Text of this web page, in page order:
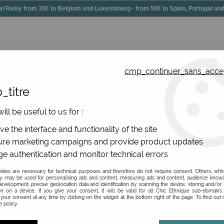
Relay from 35€ to Belgium and Luxembourg - from 50€ to Spain, Portugal
bags
fashion bags
des sacs vintages, des portefeuilles femmes, et
Lili Pétrole ne laissent pas indifférents. Et ce sont
be useful to us for :
the interface and functionality of the site
marketing campaigns and provide product updates
authentication and monitor technical errors
are necessary for technical purposes and therefore do not require consent. Others,
may be used for personalising ads and content, measuring ads and content, audience
precise geolocation data and identification by scanning the device, storing and/or
on a device. If you give your consent, it will be valid for all Chic Ethnique sub-domains.
consent at any time by clicking on the widget at the bottom right of the page. To find out
policy.